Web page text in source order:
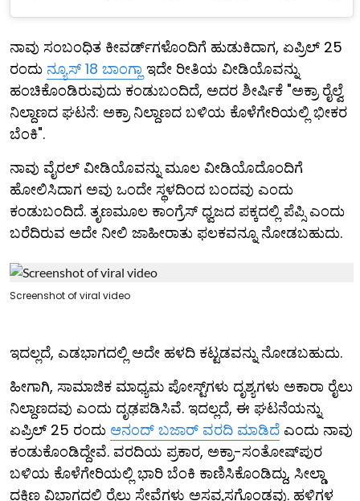
ನಾವು ಸಂಬಂಧಿತ ಕೀವರ್ಡ್‌ಗಳೊಂದಿಗೆ ಹುಡುಕಿದಾಗ, ಏಪ್ರಿಲ್ 25
ರಂದು ನ್ಯೂಸ್ 18 ಬಾಂಗ್ಲಾ ಇದೇ ರೀತಿಯ ವೀಡಿಯೊವನ್ನು
ಹಂಚಿಕೊಂಡಿರುವುದು ಕಂಡುಬಂದಿದೆ, ಅದರ ಶೀರ್ಷಿಕೆ "ಅಕ್ರಾ ರೈಲ್ವೆ
ನಿಲ್ದಾಣದ ಘಟನೆ: ಅಕ್ರಾ ನಿಲ್ದಾಣದ ಬಳಿಯ ಕೊಳೆಗೇರಿಯಲ್ಲಿ ಭೀಕರ
ಬೆಂಕಿ".
ನಾವು ವೈರಲ್ ವೀಡಿಯೊವನ್ನು ಮೂಲ ವೀಡಿಯೊದೊಂದಿಗೆ
ಹೋಲಿಸಿದಾಗ ಅವು ಒಂದೇ ಸ್ಥಳದಿಂದ ಬಂದವು ಎಂದು
ಕಂಡುಬಂದಿದೆ. ತೃಣಮೂಲ ಕಾಂಗ್ರೆಸ್ ಧ್ವಜದ ಪಕ್ಕದಲ್ಲಿ ಪೆಪ್ಸಿ ಎಂದು
ಬರೆದಿರುವ ಅದೇ ನೀಲಿ ಜಾಹೀರಾತು ಫಲಕವನ್ನೂ ನೋಡಬಹುದು.
Screenshot of viral video
ಇದಲ್ಲದೆ, ಎಡಭಾಗದಲ್ಲಿ ಅದೇ ಹಳದಿ ಕಟ್ಟಡವನ್ನು ನೋಡಬಹುದು.
ಹೀಗಾಗಿ, ಸಾಮಾಜಿಕ ಮಾಧ್ಯಮ ಪೋಸ್ಟ್‌ಗಳು ದೃಶ್ಯಗಳು ಅಕಾರಾ ರೈಲು
ನಿಲ್ದಾಣದವು ಎಂದು ದೃಢಪಡಿಸಿವೆ. ಇದಲ್ಲದೆ, ಈ ಘಟನೆಯನ್ನು
ಏಪ್ರಿಲ್ 25 ರಂದು ಆನಂದ್ ಬಜಾರ್ ವರದಿ ಮಾಡಿದೆ ಎಂದು ನಾವು
ಕಂಡುಕೊಂಡಿದ್ದೇವೆ. ವರದಿಯ ಪ್ರಕಾರ, ಅಕ್ರಾ-ಸಂತೋಷ್‌ಪುರ
ಬಳಿಯ ಕೊಳೆಗೇರಿಯಲ್ಲಿ ಭಾರಿ ಬೆಂಕಿ ಕಾಣಿಸಿಕೊಂಡಿದ್ದು, ಸೀಲ್ಡಾ
ದಕ್ಷಿಣ ವಿಭಾಗದಲ್ಲಿ ರೈಲು ಸೇವೆಗಳು ಅಸ್ತವ್ಯಸ್ತಗೊಂಡವು. ಹಳಿಗಳ